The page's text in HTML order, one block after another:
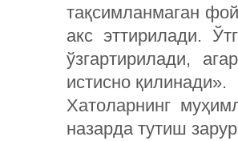
тақсимланмаган
акс эттирилади.
ўзгартирилади,
истисно қилинади».
Хатоларнинг
назарда тутиш